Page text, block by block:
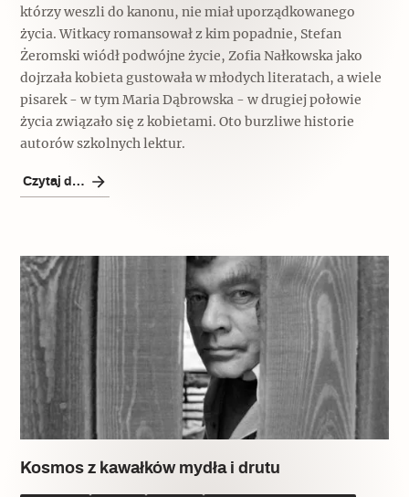
którzy weszli do kanonu, nie miał uporządkowanego
życia. Witkacy romansował z kim popadnie, Stefan
Żeromski wiódł podwójne życie, Zofia Nałkowska jako
dojrzała kobieta gustowała w młodych literatach, a wiele
pisarek - w tym Maria Dąbrowska - w drugiej połowie
życia związało się z kobietami. Oto burzliwe historie
autorów szkolnych lektur.
Czytaj dalej
Kosmos z kawałków mydła i drutu